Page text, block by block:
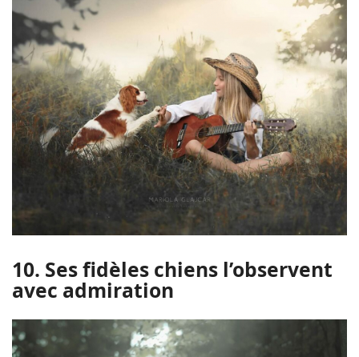
10. Ses fidèles chiens l’observent
avec admiration